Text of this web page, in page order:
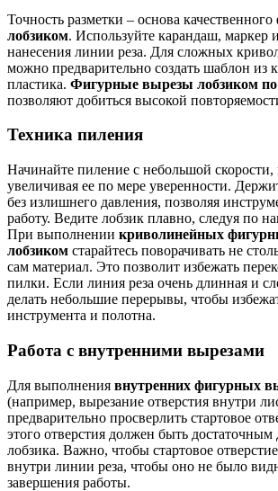
Точность разметки – основа качественного
лобзиком. Используйте карандаш, маркер
нанесения линии реза. Для сложных
можно предварительно создать шаблон из
пластика. Фигурные вырезы лобзиком
позволяют добиться высокой
Техника пиления
Начинайте пиление с небольшой скорости,
увеличивая ее по мере уверенности.
без излишнего давления, позволяя
работу. Ведите лобзик плавно, следуя по
При выполнении криволинейных
лобзиком старайтесь поворачивать не
сам материал. Это позволит избежать
пилки. Если линия реза очень длинная и
делать небольшие перерывы, чтобы
инструмента и полотна.
Работа с внутренними вырезами
Для выполнения внутренних фигурных
(например, вырезание отверстия внутри
предварительно просверлить стартовое
этого отверстия должен быть достаточным
лобзика. Важно, чтобы стартовое
внутри линии реза, чтобы оно не было
завершения работы.